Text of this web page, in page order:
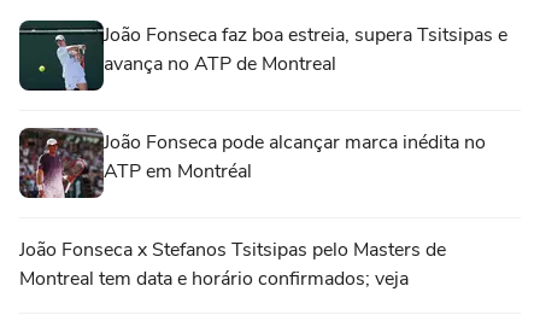
João Fonseca faz boa estreia, supera Tsitsipas e
avança no ATP de Montreal
João Fonseca pode alcançar marca inédita no
ATP em Montréal
João Fonseca x Stefanos Tsitsipas pelo Masters de
Montreal tem data e horário confirmados; veja